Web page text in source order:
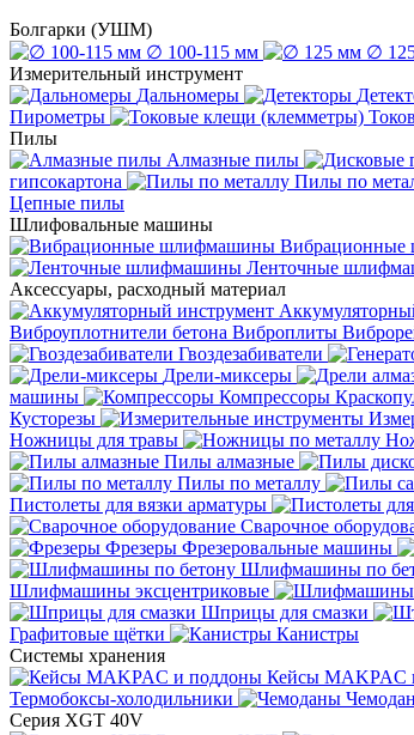
Болгарки (УШМ)
∅ 100-115 мм
∅
Измерительный инструмент
Дальномеры
Пирометры
Пилы
Алмазные пилы
гипсокартона
Пилы по
Цепные пилы
Шлифовальные машины
Ленточные
Аксессуары, расходный материал
Виброуплотнители бетона Виброплиты
Гвоздезабиватели
Дрели-миксеры
машины
Компрессоры
Кусторезы
Ножницы для травы
Пилы алмазные
Пилы по металлу
Пистолеты для вязки арматуры
Сварочное
Фрезеры Фрезеровальные машины
Шлифмашины по
Шлифмашины эксцентриковые
Шприцы для смазки
Графитовые щётки
Канистры
Системы хранения
Кейсы MAKPAC
Термобоксы-холодильники
Серия XGT 40V